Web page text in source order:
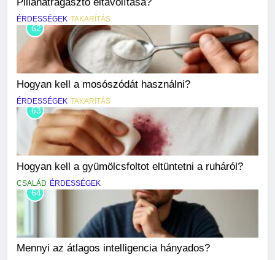
ÉRDESSÉGEK TAKARÍTÁS
62
Hogyan kell a mosószódát használni?
ÉRDESSÉGEK TAKARÍTÁS
63
Hogyan kell a gyümölcsfoltot eltüntetni a ruháról?
CSALÁD ÉRDESSÉGEK
64
Mennyi az átlagos intelligencia hányados?